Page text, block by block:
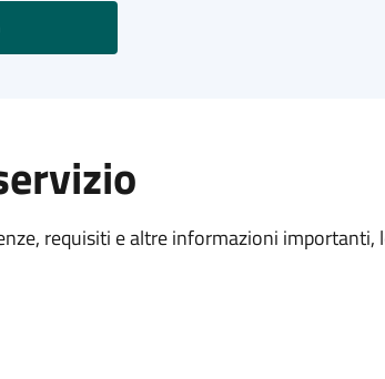
requisiti e altre informazioni importanti,